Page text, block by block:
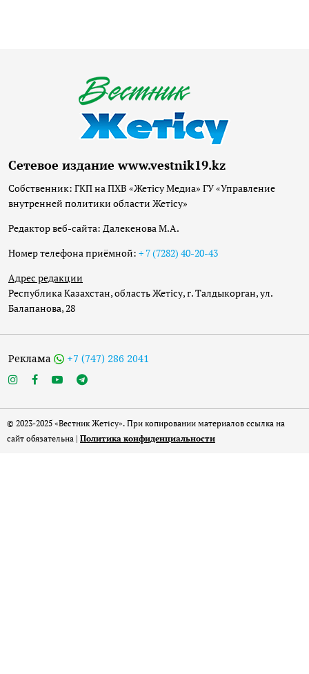
Сетевое издание www.vestnik19.kz
Собственник: ГКП на ПХВ «Жетісу Медиа» ГУ «Управление
внутренней политики области Жетісу»
Редактор веб-сайта: Далекенова М.А.
Номер телефона приёмной: + 7 (7282) 40-20-43
Адрес редакции
Республика Казахстан, область Жетісу, г. Талдыкорган, ул.
Балапанова, 28
Реклама +7 (747) 286 2041
© 2023-2025 «Вестник Жетісу». При копировании материалов ссылка на
сайт обязательна | Политика конфиденциальности